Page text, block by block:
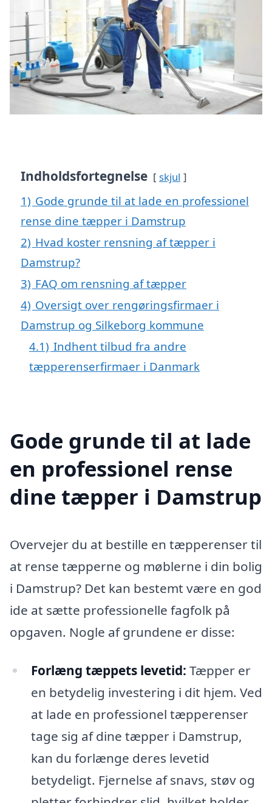
Indholdsfortegnelse skjul
1) Gode grunde til at lade en professionel
rense dine tæpper i Damstrup
2) Hvad koster rensning af tæpper i
Damstrup?
3) FAQ om rensning af tæpper
4) Oversigt over rengøringsfirmaer i
Damstrup og Silkeborg kommune
4.1) Indhent tilbud fra andre
tæpperenserfirmaer i Danmark
Gode grunde til at lade
en professionel rense
dine tæpper i Damstrup
Overvejer du at bestille en tæpperenser til
at rense tæpperne og møblerne i din bolig
i Damstrup? Det kan bestemt være en god
ide at sætte professionelle fagfolk på
opgaven. Nogle af grundene er disse:
Forlæng tæppets levetid: Tæpper er
en betydelig investering i dit hjem. Ved
at lade en professionel tæpperenser
tage sig af dine tæpper i Damstrup,
kan du forlænge deres levetid
betydeligt. Fjernelse af snavs, støv og